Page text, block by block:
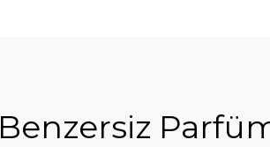
Benzersiz